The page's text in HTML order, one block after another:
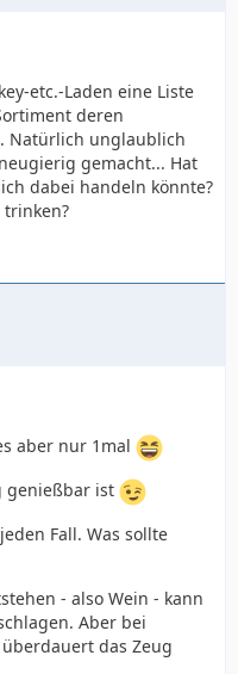
etc.-Laden eine Liste
deren
Natürlich unglaublich
gemacht... Hat
dabei handeln könnte?
aber nur 1mal
genießbar ist
Fall. Was sollte
- also Wein - kann
Aber bei
das Zeug